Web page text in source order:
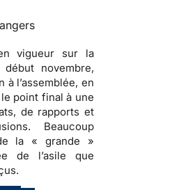
vigueur sur la
novembre,
à l’assemblée, en
point final à une
de rapports et
Beaucoup
la « grande »
de l’asile que